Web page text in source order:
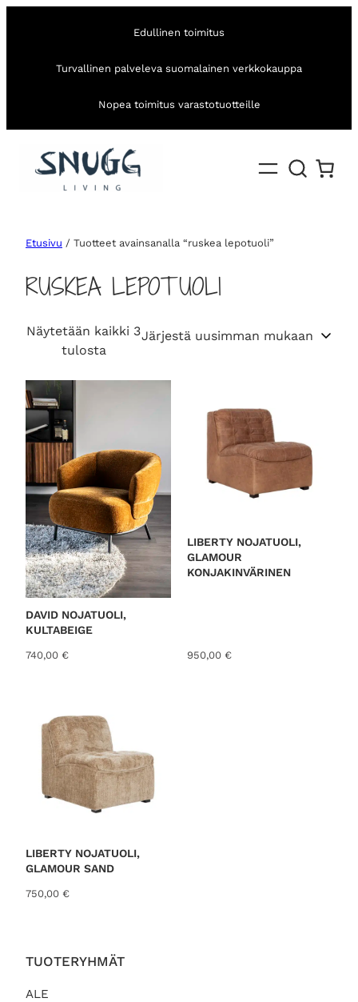
Edullinen toimitus
Turvallinen palveleva suomalainen verkkokauppa
Nopea toimitus varastotuotteille
TUOTERYHMÄT
ALE
Etusivu / Tuotteet avainsanalla “ruskea lepotuoli”
RUSKEA LEPOTUOLI
Näytetään kaikki 3
tulostaS
d
b
y
l
a
t
e
s
t
DAVID NOJATUOLI,
KULTABEIGE
740,00 €
LIBERTY NOJATUOLI,
GLAMOUR
KONJAKINVÄRINEN
950,00 €
LIBERTY NOJATUOLI,
GLAMOUR SAND
750,00 €